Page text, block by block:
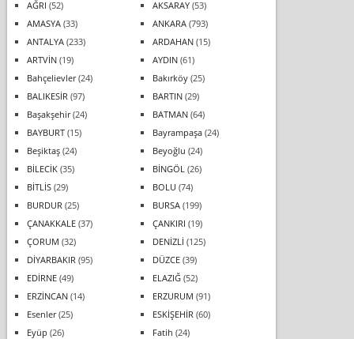
AĞRI (52) AKSARAY(53)
AMASYA(33) ANKARA(793)
ANTALYA(233) ARDAHAN(15)
ARTVİN(19) AYDIN(61)
Bahçelievler(24) Bakırköy(25)
BALIKESİR (97) BARTIN(29)
Başakşehir(24) BATMAN(64)
BAYBURT(15) Bayrampaşa(24)
Beşiktaş(24) Beyoğlu (24)
BİLECİK(35) BİNGÖL (26)
BİTLİS(29) BOLU (74)
BURDUR (25) BURSA(199)
ÇANAKKALE(37) ÇANKIRI (19)
ÇORUM (32) DENİZLİ (125)
DİYARBAKIR (95) DÜZCE(39)
EDİRNE(49) ELAZIĞ(52)
ERZİNCAN(14) ERZURUM (91)
Esenler(25) ESKİŞEHİR (60)
Eyüp (26) Fatih (24)